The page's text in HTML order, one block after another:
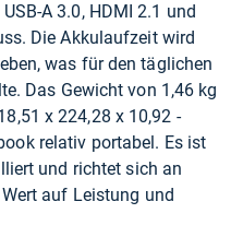
A 3.0, HDMI 2.1 und
Die Akkulaufzeit wird
was für den täglichen
Das Gewicht von 1,46 kg
x 224,28 x 10,92 -
relativ portabel. Es ist
und richtet sich an
auf Leistung und